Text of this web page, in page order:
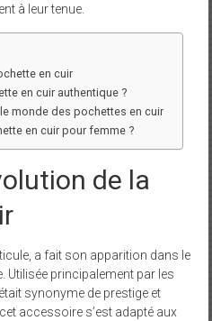
à leur tenue.
en cuir
en cuir authentique ?
monde des pochettes en cuir
en cuir pour femme ?
de la
a fait son apparition dans le
Utilisée principalement par les
synonyme de prestige et
accessoire s’est adapté aux